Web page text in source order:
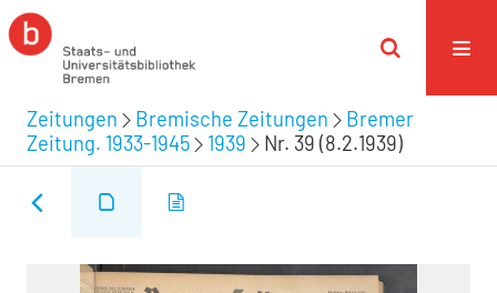
Zeitungen Bremische Zeitungen
Bremer
Zeitung. 1933-1945
1939 Nr. 39 (8.2.1939)